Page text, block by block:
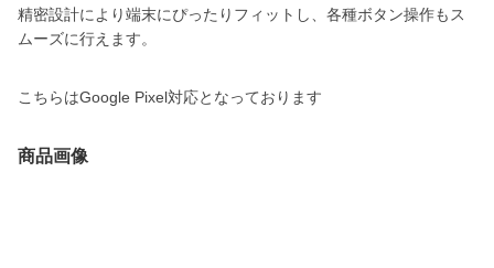
精密設計により端末にぴったりフィットし、各種ボタン操作もス
ムーズに行えます。
こちらはGoogle Pixel対応となっております
商品画像